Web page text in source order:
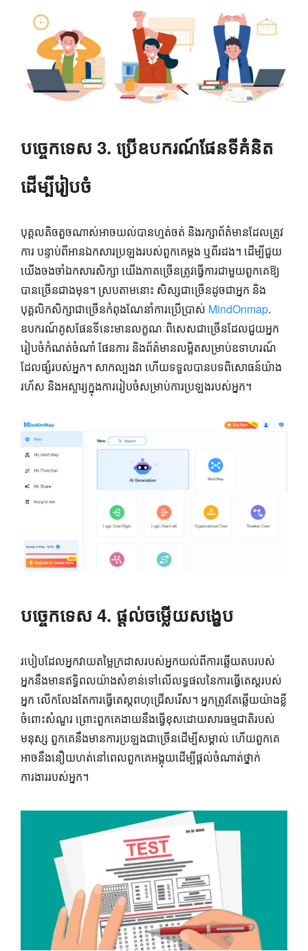
បច្ចេកទេស 3. ប្រើឧបករណ៍ផែនទីគំនិត
ដើម្បីរៀបចំ
បុគ្គលតិចតួចណាស់អាចយល់បានហ្មត់ចត់ និងរក្សាព័ត៌មានដែលត្រូវ
ការ បន្ទាប់ពីអានឯកសារប្រឡងរបស់ពួកគេម្តង ឬពីរដង។ ដើម្បី​ជួយ​
យើង​ចងចាំ​ឯកសារ​សិក្សា យើង​ភាគ​ច្រើន​ត្រូវ​ធ្វើ​ការ​ជាមួយ​ពួកគេ​ឱ្យ​
បាន​ច្រើន​ជាង​មុន​។ ស្របតាមនោះ សិស្សជាច្រើនដូចជាអ្នក និង
បុគ្គលិកសិក្សាជាច្រើនកំពុងណែនាំការប្រើប្រាស់ MindOnmap.
ឧបករណ៍គូសផែនទីនេះមានលក្ខណៈពិសេសជាច្រើនដែលជួយអ្នក
រៀបចំកំណត់ចំណាំ ផែនការ និងព័ត៌មានលម្អិតសម្រាប់ឧទាហរណ៍
ដែលផ្សំរបស់អ្នក។ សាកល្បងវា ហើយទទួលបានបទពិសោធន៍យ៉ាង
រហ័ស និងអស្ចារ្យក្នុងការរៀបចំសម្រាប់ការប្រឡងរបស់អ្នក។
បច្ចេកទេស 4. ផ្តល់ចម្លើយសង្ខេប
របៀបដែលអ្នកវាយតម្លៃក្រដាសរបស់អ្នកយល់ពីការឆ្លើយតបរបស់
អ្នកនឹងមានឥទ្ធិពលយ៉ាងសំខាន់ទៅលើលទ្ធផលនៃការធ្វើតេស្តរបស់
អ្នក លើកលែងតែការធ្វើតេស្តពហុជ្រើសរើស។ អ្នកត្រូវតែឆ្លើយយ៉ាងខ្លី
ចំពោះសំណួរ ព្រោះពួកគេងាយនឹងធ្វើខុសដោយសារធម្មជាតិរបស់
មនុស្ស ពួកគេនឹងមានការប្រឡងជាច្រើនដើម្បីសម្គាល់ ហើយពួកគេ
អាចនឹងនឿយហត់នៅពេលពួកគេអង្គុយដើម្បីផ្តល់ចំណាត់ថ្នាក់
ការងាររបស់អ្នក។